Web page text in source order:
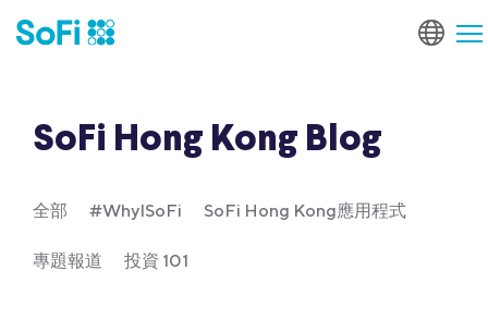
SoFi Hong Kong Blog
全部 #WhyISoFi SoFi Hong Kong應用程式
專題報道 投資 101